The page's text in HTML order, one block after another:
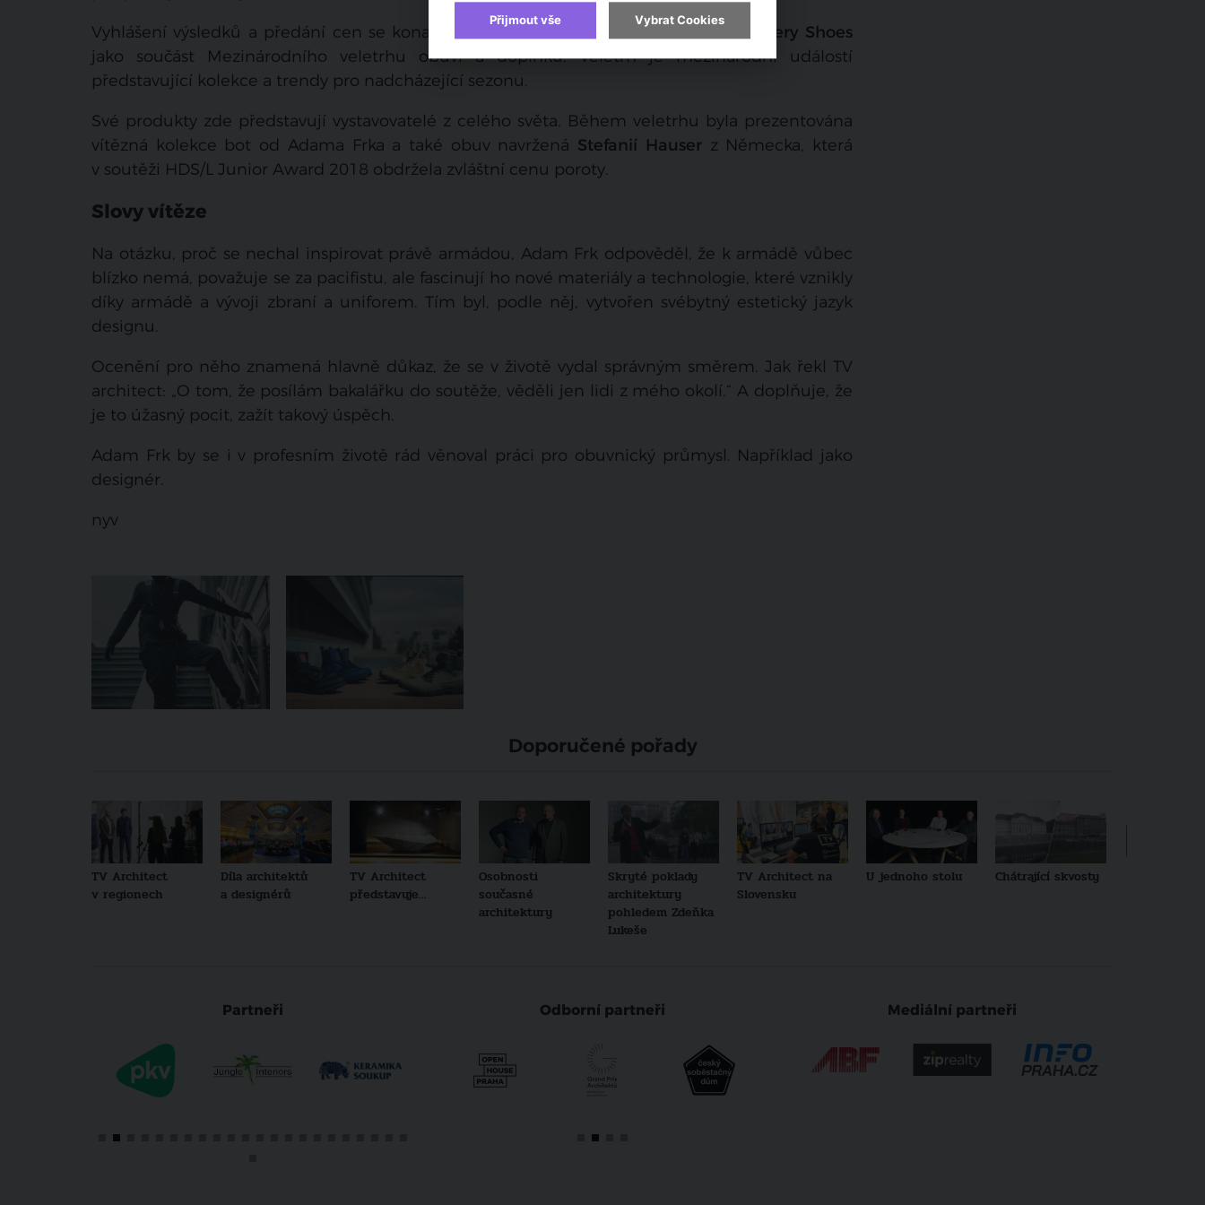
Vyhlášení výsledků a předání cen se konalo dvanáctého března v düsseldorfské
Gallery Shoes
jako součást Mezinárodního veletrhu obuvi a doplňků. Veletrh je mezinárodní událostí
představující kolekce a trendy pro nadcházející sezonu.
Své produkty zde představují vystavovatelé z celého světa. Během veletrhu byla prezentována
vítězná kolekce bot od Adama Frka a také obuv navržená Stefanií Hauserz Německa, která
v soutěži HDS/L Junior Award 2018 obdržela zvláštní cenu poroty.
Slovy vítěze
Na otázku, proč se nechal inspirovat právě armádou, Adam Frk odpověděl, že k armádě vůbec
blízko nemá, považuje se za pacifistu, ale fascinují ho nové materiály a technologie, které vznikly
díky armádě a vývoji zbraní a uniforem. Tím byl, podle něj, vytvořen svébytný estetický jazyk
designu.
Ocenění pro něho znamená hlavně důkaz, že se v životě vydal správným směrem. Jak řekl TV
architect: „O tom, že posílám bakalářku do soutěže, věděli jen lidi z mého okolí.“ A doplňuje, že
je to úžasný pocit, zažít takový úspěch.
Adam Frk by se i v profesním životě rád věnoval práci pro obuvnický průmysl. Například jako
designér.
nyv
Doporučené pořady
TV Architect
v regionech
Díla architektů
a designérů
TV Architect
představuje...
Osobnosti
současné
architektury
Skryté poklady
architektury
pohledem Zdeňka
Lukeše
TV Architect na
Slovensku
U jednoho stolu Chátrající skvosty
Partneři Odborní partneři Mediální partneři
Přijmout vše Vybrat Cookies